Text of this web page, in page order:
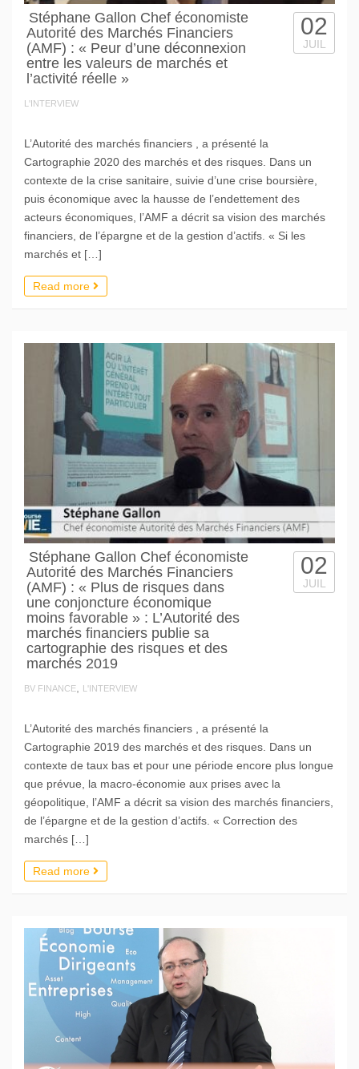
Stéphane Gallon Chef économiste
Autorité des Marchés Financiers
(AMF) : « Peur d’une déconnexion
entre les valeurs de marchés et
l’activité réelle »
L'INTERVIEW
02
JUIL
L’Autorité des marchés financiers , a présenté la
Cartographie 2020 des marchés et des risques. Dans un
contexte de la crise sanitaire, suivie d’une crise boursière,
puis économique avec la hausse de l’endettement des
acteurs économiques, l’AMF a décrit sa vision des marchés
financiers, de l’épargne et de la gestion d’actifs. « Si les
marchés et […]
Read more
Stéphane Gallon Chef économiste
Autorité des Marchés Financiers
(AMF) : « Plus de risques dans
une conjoncture économique
moins favorable » : L’Autorité des
marchés financiers publie sa
cartographie des risques et des
marchés 2019
BV FINANCE L'INTERVIEW
02
JUIL
L’Autorité des marchés financiers , a présenté la
Cartographie 2019 des marchés et des risques. Dans un
contexte de taux bas et pour une période encore plus longue
que prévue, la macro-économie aux prises avec la
géopolitique, l’AMF a décrit sa vision des marchés financiers,
de l’épargne et de la gestion d’actifs. « Correction des
marchés […]
Read more